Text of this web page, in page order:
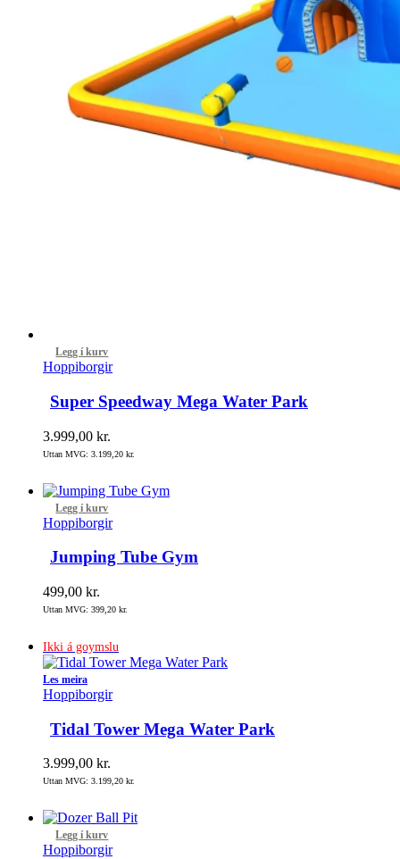
Legg í kurv
Hoppiborgir
Super Speedway Mega Water Park
3.999,00 kr.
Uttan MVG: 3.199,20 kr.
Legg í kurv
Hoppiborgir
Jumping Tube Gym
499,00 kr.
Uttan MVG: 399,20 kr.
Ikki á goymslu
Les meira
Hoppiborgir
Tidal Tower Mega Water Park
3.999,00 kr.
Uttan MVG: 3.199,20 kr.
Legg í kurv
Hoppiborgir